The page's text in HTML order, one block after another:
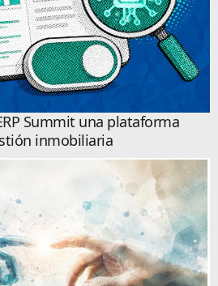
Summit una plataforma
inmobiliaria